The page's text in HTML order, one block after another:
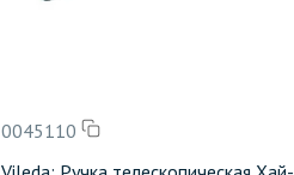
0045110